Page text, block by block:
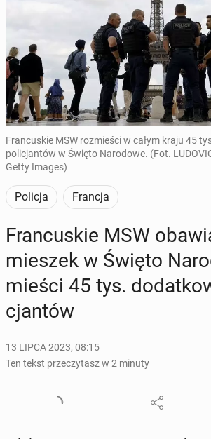
Francuskie MSW rozmieści w całym kraju 45
policjantów w Święto Narodowe. (Fot.
Getty Images)
Policja Francja
Fran­cu­skie MSW
mie­szek w Święto
mie­ści 45 tys.
cjan­tów
13 LIPCA 2023, 08:15
Ten tekst przeczytasz w 2 minuty